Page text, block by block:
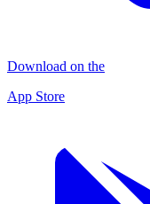
Download on the
App Store